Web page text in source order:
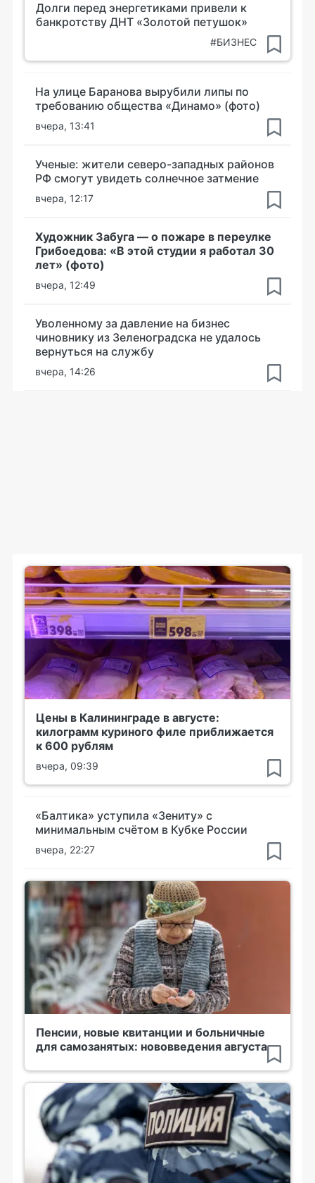
Долги перед энергетиками привели к
банкротству ДНТ «Золотой петушок»
#БИЗНЕС
На улице Баранова вырубили липы по
требованию общества «Динамо» (фото)
вчера, 13:41
Ученые: жители северо-западных районов
РФ смогут увидеть солнечное затмение
вчера, 12:17
Художник Забуга — о пожаре в переулке
Грибоедова: «В этой студии я работал 30
лет» (фото)
вчера, 12:49
Уволенному за давление на бизнес
чиновнику из Зеленоградска не удалось
вернуться на службу
вчера, 14:26
Цены в Калининграде в августе:
килограмм куриного филе приближается
к 600 рублям
вчера, 09:39
«Балтика» уступила «Зениту» с
минимальным счётом в Кубке России
вчера, 22:27
Пенсии, новые квитанции и больничные
для самозанятых: нововведения августа